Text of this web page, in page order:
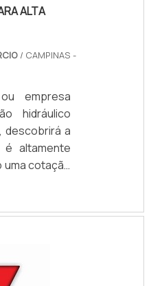
ALTA
/ CAMPINAS -
empresa
hidráulico
descobrirá a
é altamente
uma cotação
e
do
ALTA
pesquisar